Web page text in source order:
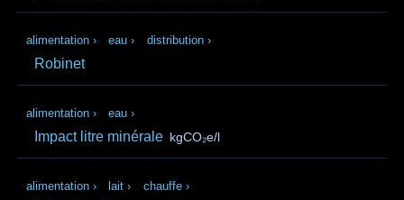
alimentation › eau › distribution ›
Robinet
alimentation › eau ›
Impact litre minérale kgCO₂e/l
alimentation › lait › chauffe ›